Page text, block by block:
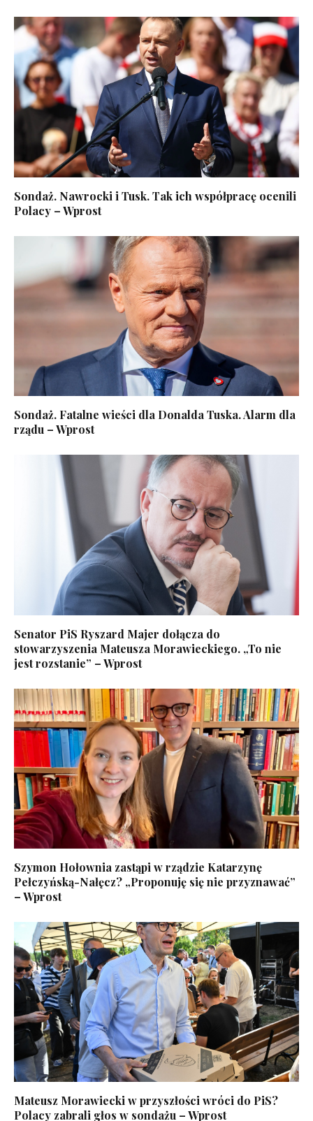
Sondaż. Nawrocki i Tusk. Tak ich współpracę ocenili
Polacy – Wprost
Sondaż. Fatalne wieści dla Donalda Tuska. Alarm dla
rządu – Wprost
Senator PiS Ryszard Majer dołącza do
stowarzyszenia Mateusza Morawieckiego. „To nie
jest rozstanie” – Wprost
Szymon Hołownia zastąpi w rządzie Katarzynę
Pełczyńską-Nałęcz? „Proponuję się nie przyznawać”
– Wprost
Mateusz Morawiecki w przyszłości wróci do PiS?
Polacy zabrali głos w sondażu – Wprost